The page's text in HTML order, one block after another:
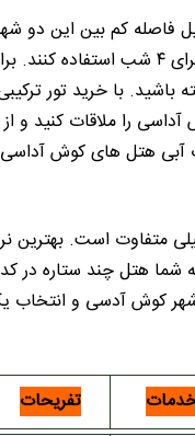
فاصله کم بین این دو
اقامت داشته باشید. با
را ملاقات کنید و
هتل چند ستاره در
تفریحات